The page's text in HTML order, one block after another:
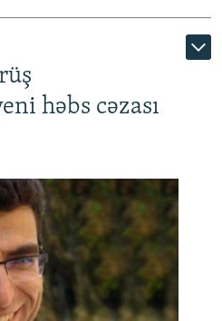
həbs cəzası